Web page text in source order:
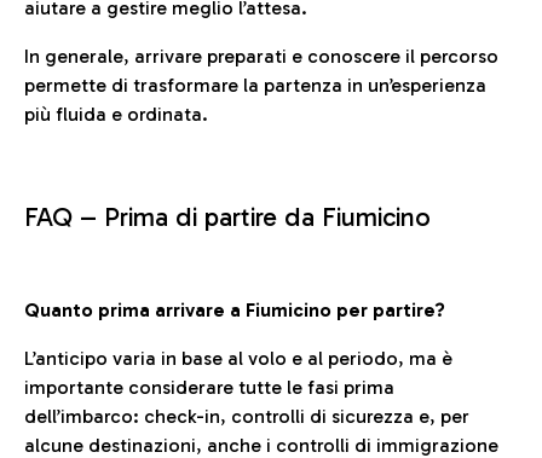
aiutare a gestire meglio l’attesa.
In generale, arrivare preparati e conoscere il percorso
permette di trasformare la partenza in un’esperienza
più fluida e ordinata.
FAQ – Prima di partire da Fiumicino
Quanto prima arrivare a Fiumicino per partire?
L’anticipo varia in base al volo e al periodo, ma è
importante considerare tutte le fasi prima
dell’imbarco: check-in, controlli di sicurezza e, per
alcune destinazioni, anche i controlli di immigrazione